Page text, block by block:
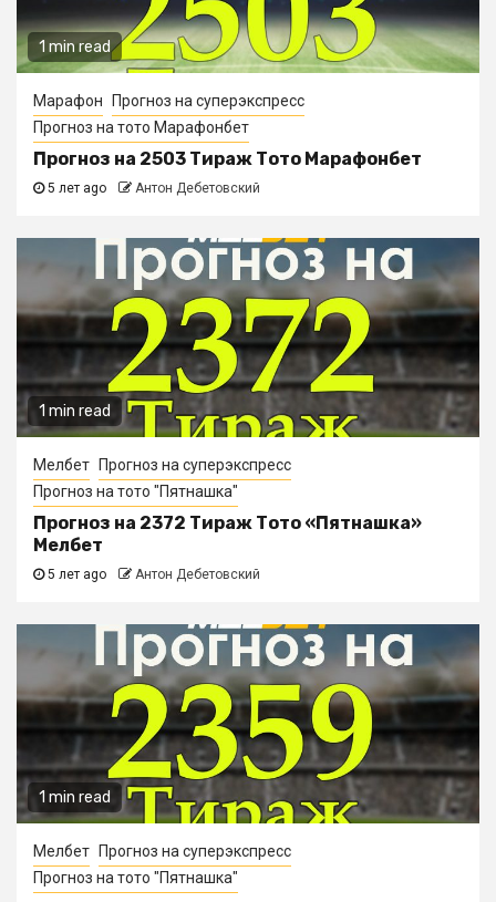
1 min read
Марафон
Прогноз на суперэкспресс
Прогноз на тото Марафонбет
Прогноз на 2503 Тираж Тото Марафонбет
5 лет ago Антон Дебетовский
1 min read
Мелбет
Прогноз на суперэкспресс
Прогноз на тото "Пятнашка"
Прогноз на 2372 Тираж Тото «Пятнашка»
Мелбет
5 лет ago Антон Дебетовский
1 min read
Мелбет
Прогноз на суперэкспресс
Прогноз на тото "Пятнашка"